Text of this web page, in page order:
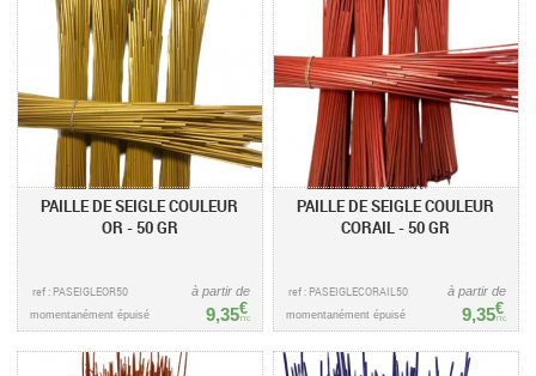
PAILLE DE SEIGLE COULEUR
OR - 50 GR
ref : PASEIGLEOR50
9,35€
TTC
à partir de
momentanément épuisé
PAILLE DE SEIGLE COULEUR
CORAIL - 50 GR
ref : PASEIGLECORAIL50
9,35€
TTC
à partir de
momentanément épuisé